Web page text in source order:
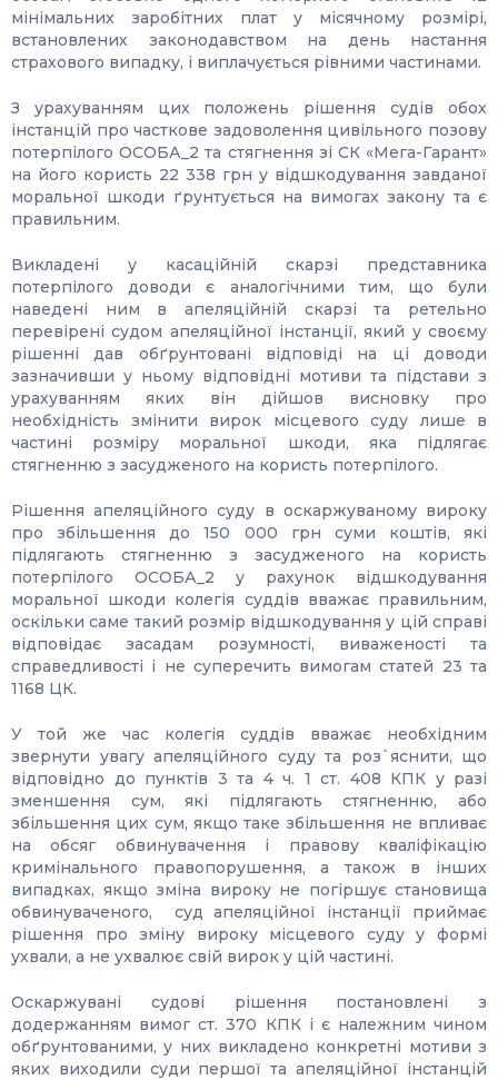
мінімальних заробітних плат у місячному розмірі,
встановлених законодавством на день настання
страхового випадку, і виплачується рівними частинами.
З урахуванням цих положень рішення судів обох
інстанцій про часткове задоволення цивільного позову
потерпілого ОСОБА_2 та стягнення зі СК «Мега-Гарант»
на його користь 22 338 грн у відшкодування завданої
моральної шкоди ґрунтується на вимогах закону та є
правильним.
Викладені у касаційній скарзі представника
потерпілого доводи є аналогічними тим, що були
наведені ним в апеляційній скарзі та ретельно
перевірені судом апеляційної інстанції, який у своєму
рішенні дав обґрунтовані відповіді на ці доводи
зазначивши у ньому відповідні мотиви та підстави з
урахуванням яких він дійшов висновку про
необхідність змінити вирок місцевого суду лише в
частині розміру моральної шкоди, яка підлягає
стягненню з засудженого на користь потерпілого.
Рішення апеляційного суду в оскаржуваному вироку
про збільшення до 150 000 грн суми коштів, які
підлягають стягненню з засудженого на користь
потерпілого ОСОБА_2 у рахунок відшкодування
моральної шкоди колегія суддів вважає правильним,
оскільки саме такий розмір відшкодування у цій справі
відповідає засадам розумності, виваженості та
справедливості і не суперечить вимогам статей 23 та
1168 ЦК.
У той же час колегія суддів вважає необхідним
звернути увагу апеляційного суду та роз`яснити, що
відповідно до пунктів 3 та 4 ч. 1 ст. 408 КПК у разі
зменшення сум, які підлягають стягненню, або
збільшення цих сум, якщо таке збільшення не впливає
на обсяг обвинувачення і правову кваліфікацію
кримінального правопорушення, а також в інших
випадках, якщо зміна вироку не погіршує становища
обвинуваченого, суд апеляційної інстанції приймає
рішення про зміну вироку місцевого суду у формі
ухвали, а не ухвалює свій вирок у цій частині.
Оскаржувані судові рішення постановлені з
додержанням вимог ст. 370 КПК і є належним чином
обґрунтованими, у них викладено конкретні мотиви з
яких виходили суди першої та апеляційної інстанцій